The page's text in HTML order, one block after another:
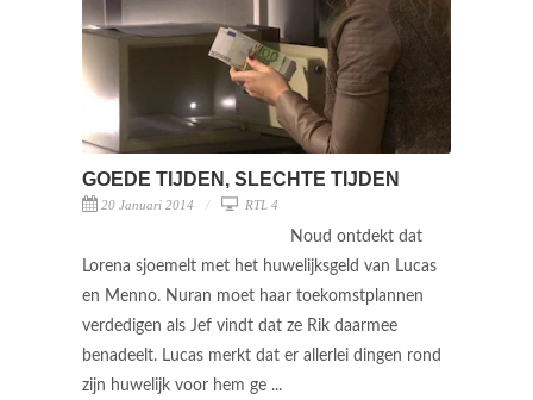
GOEDE TIJDEN, SLECHTE TIJDEN
20 Januari 2014 RTL 4
Noud ontdekt dat
Lorena sjoemelt met het huwelijksgeld van Lucas
en Menno. Nuran moet haar toekomstplannen
verdedigen als Jef vindt dat ze Rik daarmee
benadeelt. Lucas merkt dat er allerlei dingen rond
zijn huwelijk voor hem ge ...